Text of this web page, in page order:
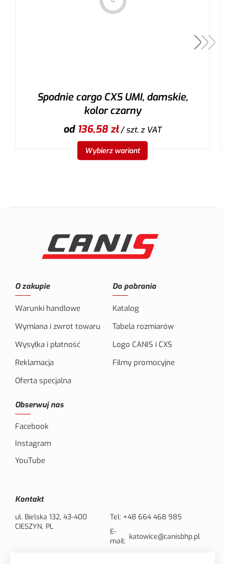
Spodnie cargo CXS UMI, damskie,
kolor czarny
od 136,58zł/ szt.z VAT
Wybierz wariant
O zakupie
Warunki handlowe
Wymiana i zwrot towaru
Wysyłka i płatność
Reklamacja
Oferta specjalna
Do pobrania
Katalog
Tabela rozmiarów
Logo CANIS i CXS
Filmy promocyjne
Obserwuj nas
Facebook
Instagram
YouTube
Kontakt
ul. Bielska 132, 43-400
CIESZYN, PL
Tel: +48 664 468 985
E-
mail: katowice@canisbhp.pl